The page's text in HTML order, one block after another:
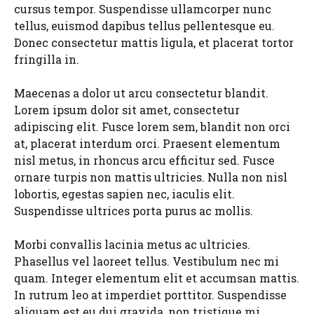
cursus tempor. Suspendisse ullamcorper nunc
tellus, euismod dapibus tellus pellentesque eu.
Donec consectetur mattis ligula, et placerat tortor
fringilla in.
Maecenas a dolor ut arcu consectetur blandit.
Lorem ipsum dolor sit amet, consectetur
adipiscing elit. Fusce lorem sem, blandit non orci
at, placerat interdum orci. Praesent elementum
nisl metus, in rhoncus arcu efficitur sed. Fusce
ornare turpis non mattis ultricies. Nulla non nisl
lobortis, egestas sapien nec, iaculis elit.
Suspendisse ultrices porta purus ac mollis.
Morbi convallis lacinia metus ac ultricies.
Phasellus vel laoreet tellus. Vestibulum nec mi
quam. Integer elementum elit et accumsan mattis.
In rutrum leo at imperdiet porttitor. Suspendisse